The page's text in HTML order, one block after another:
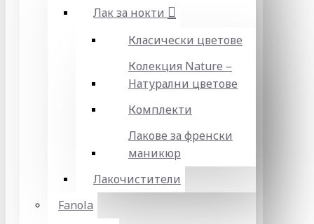
Лак за нокти
Класически цветове
Колекция Nature –
Натурални цветове
Комплекти
Лакове за френски
маникюр
Лакочистители
Fanola